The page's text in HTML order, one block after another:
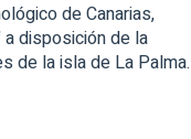
de Canarias,
disposición de la
de la isla de La Palma.